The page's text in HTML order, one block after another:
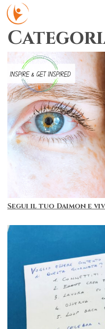
Skip to content
Segui il tuo Daimon e
Search for: